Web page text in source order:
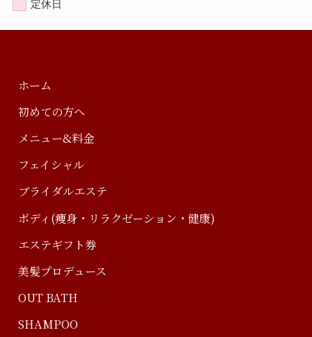
定休日
ホーム
初めての方へ
メニュー&料金
フェイシャル
ブライダルエステ
ボディ(痩身・リラクゼーション・健康)
エステギフト券
美髪プロデュース
OUT BATH
SHAMPOO